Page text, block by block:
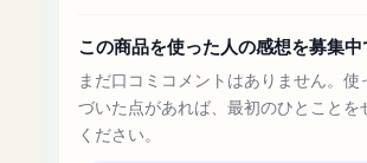
この商品を使った人の感想を募集中
まだ口コミコメントはありません。使
づいた点があれば、最初のひとことを
ください。